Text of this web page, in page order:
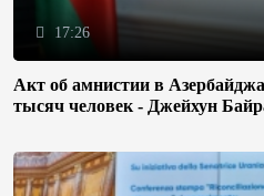
17:26
Акт об амнистии в
тысяч человек - Джейхун